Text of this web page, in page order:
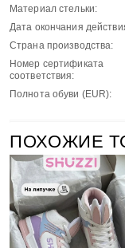
Материал стельки:
Дата окончания
Страна производства:
Номер сертификата
соответствия:
Полнота обуви (EUR):
ПОХОЖИЕ